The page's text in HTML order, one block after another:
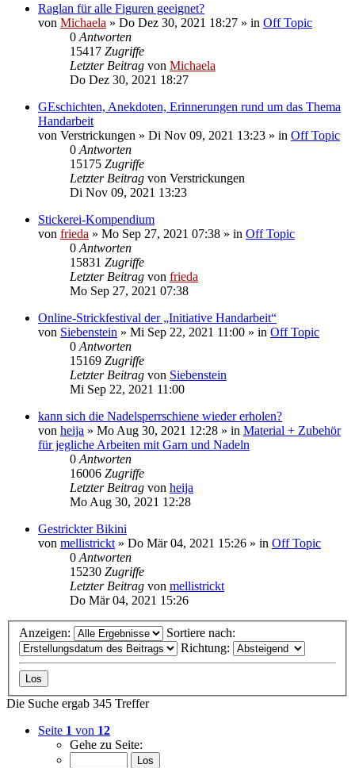
Raglan für alle Figuren geeignet?
von Michaela » Do Dez 30, 2021 18:27 » in Off Topic
0 Antworten
15417 Zugriffe
Letzter Beitrag von Michaela
Do Dez 30, 2021 18:27
GEschichten, Anekdoten, Erinnerungen rund um das Thema
Handarbeit
von Verstrickungen » Di Nov 09, 2021 13:23 » in Off Topic
0 Antworten
15175 Zugriffe
Letzter Beitrag von Verstrickungen
Di Nov 09, 2021 13:23
Stickerei-Kompendium
von frieda » Mo Sep 27, 2021 07:38 » in Off Topic
0 Antworten
15831 Zugriffe
Letzter Beitrag von frieda
Mo Sep 27, 2021 07:38
Online-Strickfestival der „Initiative Handarbeit“
von Siebenstein » Mi Sep 22, 2021 11:00 » in Off Topic
0 Antworten
15169 Zugriffe
Letzter Beitrag von Siebenstein
Mi Sep 22, 2021 11:00
kann sich die Nadelsperrschiene wieder erholen?
von heija » Mo Aug 30, 2021 12:28 » in Material + Zubehör
für jegliche Arbeiten mit Garn und Nadeln
0 Antworten
16006 Zugriffe
Letzter Beitrag von heija
Mo Aug 30, 2021 12:28
Gestrickter Bikini
von mellistrickt » Do Mär 04, 2021 15:26 » in Off Topic
0 Antworten
15230 Zugriffe
Letzter Beitrag von mellistrickt
Do Mär 04, 2021 15:26
Anzeigen:
Sortiere nach:
Richtung:
Die Suche ergab 345 Treffer
Seite 1 von 12
Gehe zu Seite: